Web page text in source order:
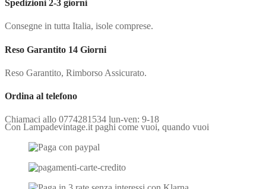
Spedizioni 2-3 giorni
Consegne in tutta Italia, isole comprese.
Reso Garantito 14 Giorni
Reso Garantito, Rimborso Assicurato.
Ordina al telefono
Chiamaci allo 0774281534 lun-ven: 9-18
Con Lampadevintage.it paghi come vuoi, quando vuoi